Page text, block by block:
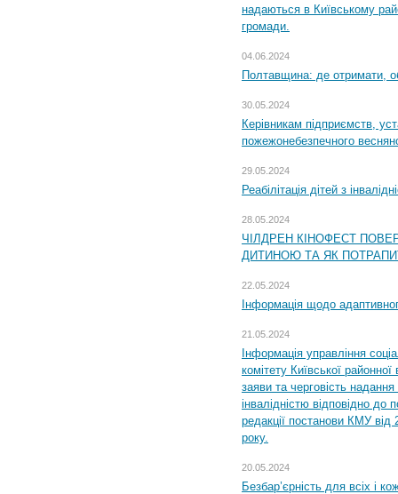
надаються в Київському
громади.
04.06.2024
Полтавщина: де отримати,
30.05.2024
Керівникам підприємств,
пожежонебезпечного
29.05.2024
Реабілітація дітей з
28.05.2024
ЧІЛДРЕН КІНОФЕСТ
ДИТИНОЮ ТА ЯК
22.05.2024
Інформація щодо
21.05.2024
Інформація управління
комітету Київської
заяви та черговість надання
інвалідністю відповідно
редакції постанови КМУ від
року.
20.05.2024
Безбар’єрність для всіх і